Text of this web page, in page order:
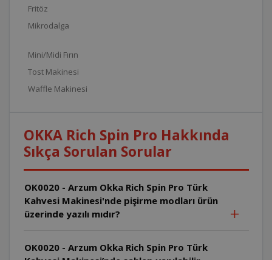
Fritöz
Mikrodalga
Mini/Midi Fırın
Tost Makinesi
Waffle Makinesi
OKKA Rich Spin Pro Hakkında
Sıkça Sorulan Sorular
OK0020 - Arzum Okka Rich Spin Pro Türk
Kahvesi Makinesi'nde pişirme modları ürün
üzerinde yazılı mıdır?
OK0020 - Arzum Okka Rich Spin Pro Türk